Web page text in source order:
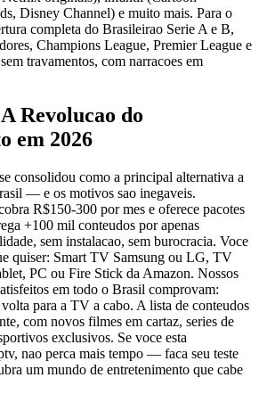
Disney Channel) e muito mais. Para o
completa do Brasileirao Serie A e B,
Champions League, Premier League e
travamentos, com narracoes em
Revolucao do
em 2026
consolidou como a principal alternativa a
— e os motivos sao inegaveis.
R$150-300 por mes e oferece pacotes
+100 mil conteudos por apenas
sem instalacao, sem burocracia. Voce
quiser: Smart TV Samsung ou LG, TV
PC ou Fire Stick da Amazon. Nossos
em todo o Brasil comprovam:
para a TV a cabo. A lista de conteudos
com novos filmes em cartaz, series de
exclusivos. Se voce esta
nao perca mais tempo — faca seu teste
um mundo de entretenimento que cabe